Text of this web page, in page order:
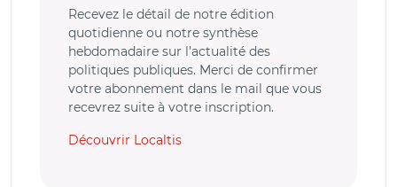
Recevez le détail de notre édition
quotidienne ou notre synthèse
hebdomadaire sur l’actualité des
politiques publiques. Merci de confirmer
votre abonnement dans le mail que vous
recevrez suite à votre inscription.
Découvrir Localtis